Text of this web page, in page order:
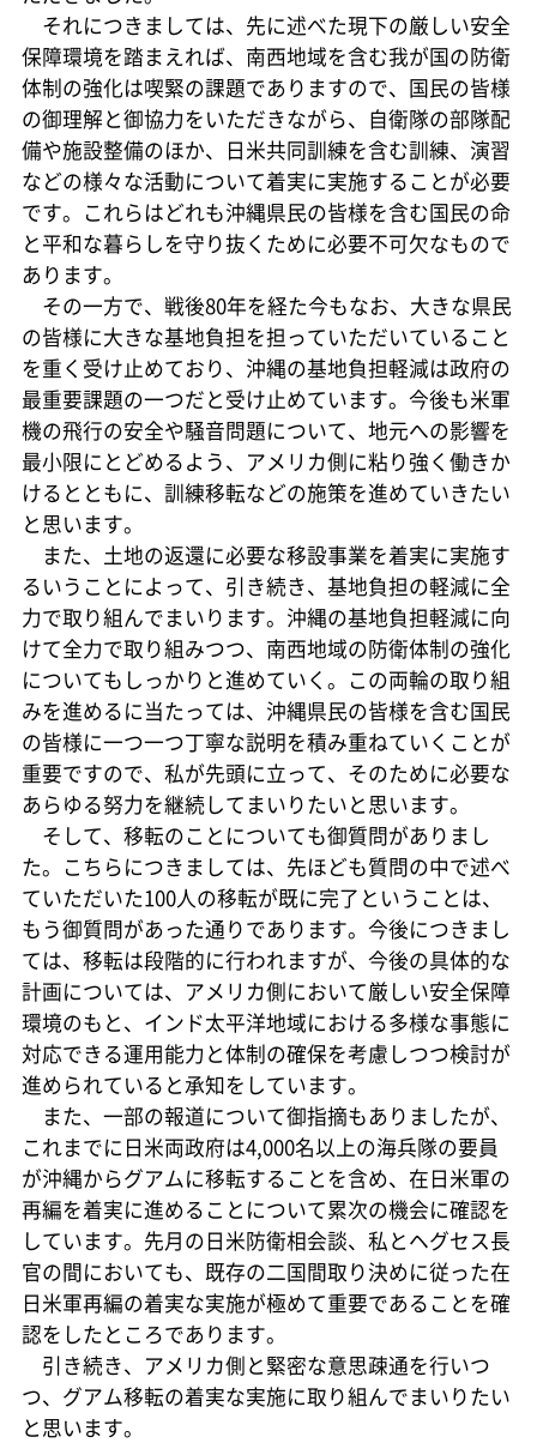
それにつきましては、先に述べた現下の厳しい安全
保障環境を踏まえれば、南西地域を含む我が国の防衛
体制の強化は喫緊の課題でありますので、国民の皆様
の御理解と御協力をいただきながら、自衛隊の部隊配
備や施設整備のほか、日米共同訓練を含む訓練、演習
などの様々な活動について着実に実施することが必要
です。これらはどれも沖縄県民の皆様を含む国民の命
と平和な暮らしを守り抜くために必要不可欠なもので
あります。
その一方で、戦後80年を経た今もなお、大きな県民
の皆様に大きな基地負担を担っていただいていること
を重く受け止めており、沖縄の基地負担軽減は政府の
最重要課題の一つだと受け止めています。今後も米軍
機の飛行の安全や騒音問題について、地元への影響を
最小限にとどめるよう、アメリカ側に粘り強く働きか
けるとともに、訓練移転などの施策を進めていきたい
と思います。
また、土地の返還に必要な移設事業を着実に実施す
るいうことによって、引き続き、基地負担の軽減に全
力で取り組んでまいります。沖縄の基地負担軽減に向
けて全力で取り組みつつ、南西地域の防衛体制の強化
についてもしっかりと進めていく。この両輪の取り組
みを進めるに当たっては、沖縄県民の皆様を含む国民
の皆様に一つ一つ丁寧な説明を積み重ねていくことが
重要ですので、私が先頭に立って、そのために必要な
あらゆる努力を継続してまいりたいと思います。
そして、移転のことについても御質問がありまし
た。こちらにつきましては、先ほども質問の中で述べ
ていただいた100人の移転が既に完了ということは、
もう御質問があった通りであります。今後につきまし
ては、移転は段階的に行われますが、今後の具体的な
計画については、アメリカ側において厳しい安全保障
環境のもと、インド太平洋地域における多様な事態に
対応できる運用能力と体制の確保を考慮しつつ検討が
進められていると承知をしています。
また、一部の報道について御指摘もありましたが、
これまでに日米両政府は4,000名以上の海兵隊の要員
が沖縄からグアムに移転することを含め、在日米軍の
再編を着実に進めることについて累次の機会に確認を
しています。先月の日米防衛相会談、私とヘグセス長
官の間においても、既存の二国間取り決めに従った在
日米軍再編の着実な実施が極めて重要であることを確
認をしたところであります。
引き続き、アメリカ側と緊密な意思疎通を行いつ
つ、グアム移転の着実な実施に取り組んでまいりたい
と思います。